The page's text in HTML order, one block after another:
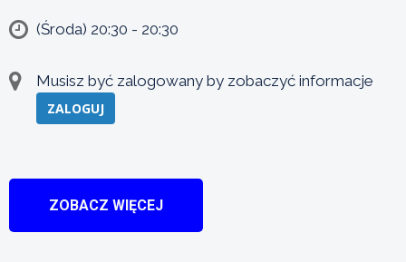
(Środa) 20:30 - 20:30
Musisz być zalogowany by zobaczyć informacje
ZALOGUJ
ZOBACZ WIĘCEJ